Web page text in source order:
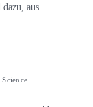
aus